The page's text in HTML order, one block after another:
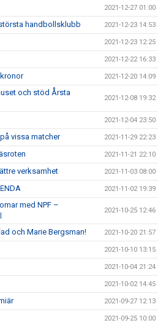
2021-12-27 01:00
handbollsklubb 2021-12-23 14:53
2021-12-23 12:25
2021-12-22 16:33
2021-12-20 14:09
och stöd Årsta
2021-12-08 19:32
2021-12-04 23:50
vissa matcher 2021-11-29 22:23
2021-11-21 22:10
verksamhet 2021-11-03 08:00
2021-11-02 19:39
med NPF –
2021-10-25 12:46
och Marie Bergsman! 2021-10-20 21:57
2021-10-10 13:15
2021-10-04 21:24
2021-10-02 14:45
2021-09-27 12:13
2021-09-25 10:00